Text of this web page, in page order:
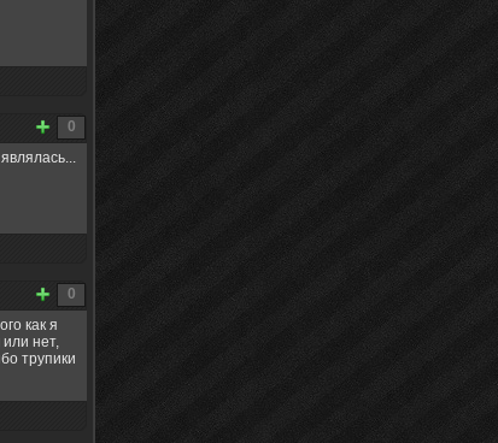
0
0
как я
или нет,
трупики